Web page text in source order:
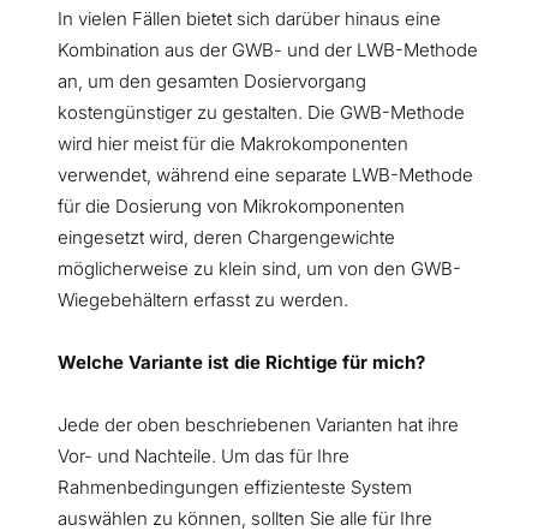
In vielen Fällen bietet sich darüber hinaus eine
Kombination aus der GWB- und der LWB-Methode
an, um den gesamten Dosiervorgang
kostengünstiger zu gestalten. Die GWB-Methode
wird hier meist für die Makrokomponenten
verwendet, während eine separate LWB-Methode
für die Dosierung von Mikrokomponenten
eingesetzt wird, deren Chargengewichte
möglicherweise zu klein sind, um von den GWB-
Wiegebehältern erfasst zu werden.
Welche Variante ist die Richtige für mich?
Jede der oben beschriebenen Varianten hat ihre
Vor- und Nachteile. Um das für Ihre
Rahmenbedingungen effizienteste System
auswählen zu können, sollten Sie alle für Ihre